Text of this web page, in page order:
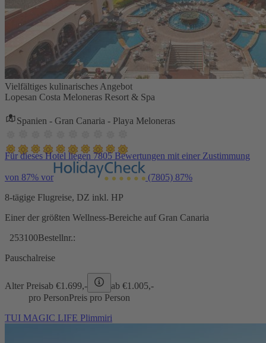
Vielfältiges kulinarisches Angebot
Lopesan Costa Meloneras Resort & Spa
Spanien - Gran Canaria - Playa Meloneras
Für dieses Hotel liegen 7805 Bewertungen mit einer Zustimmung
von 87% vor (7805) 87%
8-tägige Flugreise, DZ inkl. HP
Einer der größten Wellness-Bereiche auf Gran Canaria
253100Bestellnr.:
Pauschalreise
Alter Preisab €1.699,- ab €1.005,-
pro PersonPreis pro Person
TUI MAGIC LIFE Plimmiri